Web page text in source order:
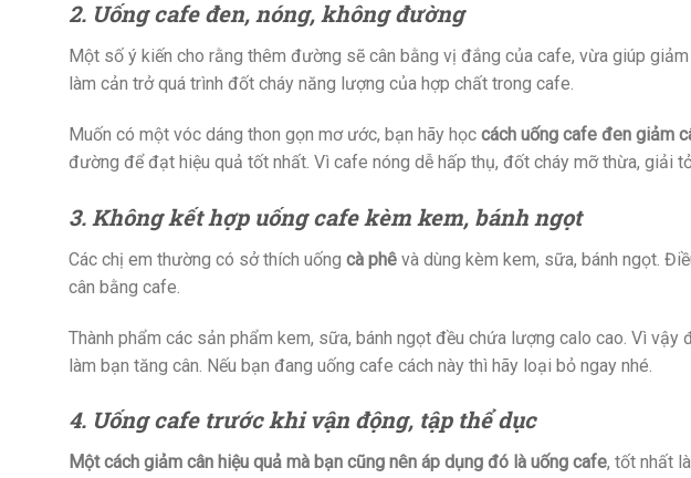
2. Uống cafe đen, nóng, không đường
Một số ý kiến cho rằng thêm đường sẽ cân bằng vị đắng của cafe, vừa giúp
làm cản trở quá trình đốt cháy năng lượng của hợp chất trong cafe.
Muốn có một vóc dáng thon gọn mơ ước, bạn hãy học cách uống cafe đen giảm
đường để đạt hiệu quả tốt nhất. Vì cafe nóng dễ hấp thụ, đốt cháy mỡ thừa, giải
3. Không kết hợp uống cafe kèm kem, bánh ngọt
Các chị em thường có sở thích uống cà phê và dùng kèm kem, sữa, bánh ngọt.
cân bằng cafe.
Thành phẩm các sản phẩm kem, sữa, bánh ngọt đều chứa lượng calo cao. Vì
làm bạn tăng cân. Nếu bạn đang uống cafe cách này thì hãy loại bỏ ngay nhé.
4. Uống cafe trước khi vận động, tập thể dục
Một cách giảm cân hiệu quả mà bạn cũng nên áp dụng đó là uống cafe, tốt nhất